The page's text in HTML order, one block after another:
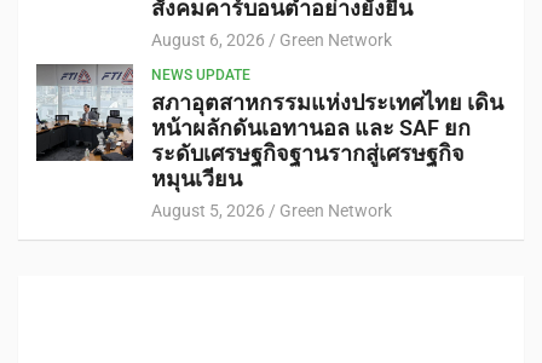
สังคมคาร์บอนต่ำอย่างยั่งยืน
August 6, 2026 Green Network
NEWS UPDATE
สภาอุตสาหกรรมแห่งประเทศไทย เดิน
หน้าผลักดันเอทานอล และ SAF ยก
ระดับเศรษฐกิจฐานรากสู่เศรษฐกิจ
หมุนเวียน
August 5, 2026 Green Network